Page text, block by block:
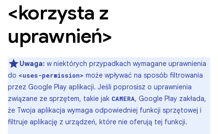
<korzysta z
uprawnień>
Uwaga: w niektórych przypadkach wymagane uprawnienia
do <uses-permission> może wpływać na sposób filtrowania
przez Google Play aplikacji. Jeśli poprosisz o uprawnienia
związane ze sprzętem, takie jak CAMERA, Google Play zakłada,
że Twoja aplikacja wymaga odpowiedniej funkcji sprzętowej i
filtruje aplikację z urządzeń, które nie oferują tej funkcji.